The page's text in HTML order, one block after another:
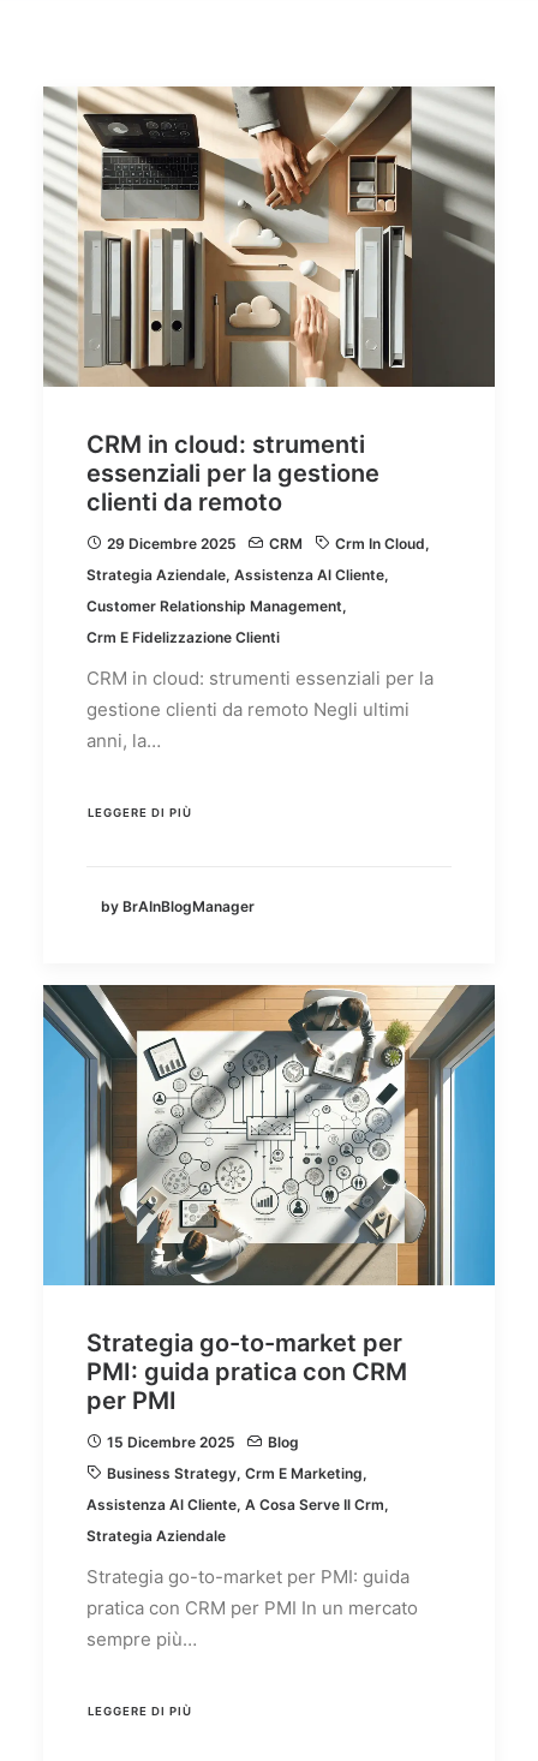
Assistenza Tecnica CRM
Video Tutorial CRM
Ricerca
CRM in cloud: strumenti
essenziali per la gestione
clienti da remoto
29 Dicembre 2025 CRM Crm In Cloud,
Strategia Aziendale, Assistenza Al Cliente,
Customer Relationship Management,
Crm E Fidelizzazione Clienti
CRM in cloud: strumenti essenziali per la
gestione clienti da remoto Negli ultimi
anni, la…
LEGGERE DI PIÙ
by BrAInBlogManager
Strategia go-to-market per
PMI: guida pratica con CRM
per PMI
15 Dicembre 2025
Blog
Business Strategy, Crm E Marketing,
Assistenza Al Cliente, A Cosa Serve Il Crm,
Strategia Aziendale
Strategia go-to-market per PMI: guida
pratica con CRM per PMI In un mercato
sempre più…
LEGGERE DI PIÙ